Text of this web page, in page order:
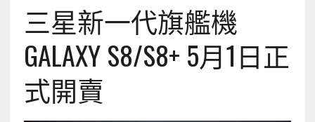
三星新一代旗艦機
GALAXY S8/S8+ 5月1日正
式開賣